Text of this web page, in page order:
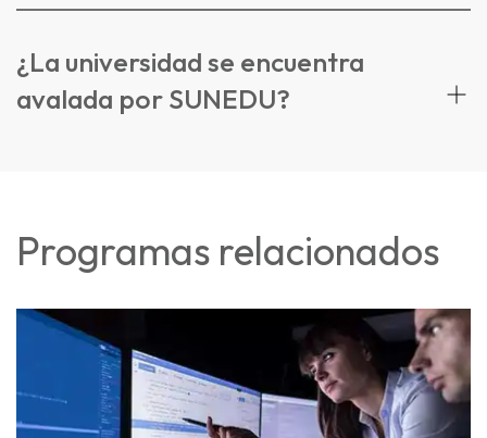
¿La universidad se encuentra
avalada por SUNEDU?
Programas relacionados